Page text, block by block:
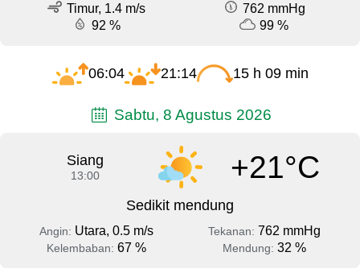
Timur, 1.4 m/s
762 mmHg
92 %
99 %
06:04 21:14 15 h 09 min
Sabtu, 8 Agustus 2026
Siang
13:00 +21°C
Sedikit mendung
Angin: Utara, 0.5 m/s Tekanan: 762 mmHg
Kelembaban: 67 % Mendung: 32 %